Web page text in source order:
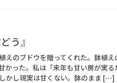
う』
えのブドウを贈ってくれた。鉢植
かった。私は「来年も甘い房が実る
かし現実は甘くない。鉢のまま […]